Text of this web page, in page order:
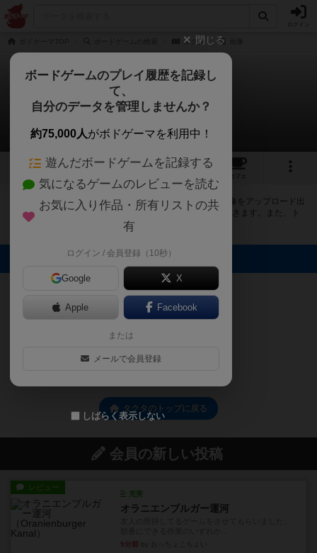
タクタ
タクタ
1件の画像
1 2
カフェ
ボドゲーマにログインすると、 「タクタ（Tacta）」の画像をアップロード出
来たり、他のユーザーの投稿画像に評価を付けることができます。また、ト
ップ6の画像は様々なページで表示されます。
トップに表示される画像
タクタのトップに戻る
会員の新しい投稿
レビュー
充実
オラニエンブルガー運河
9分前
閉じる
ボードゲームのプレイ履歴を記録し
て、
自分のデータを管理しませんか？
約75,000人がボドゲーマを利用中！
遊んだボードゲームを記録する
気になるゲームのレビューを読む
お気に入り作品・所有リストの共
有
ログイン / 会員登録（10秒）
Google X
Apple Facebook
または
メールで会員登録
しばらく表示しない